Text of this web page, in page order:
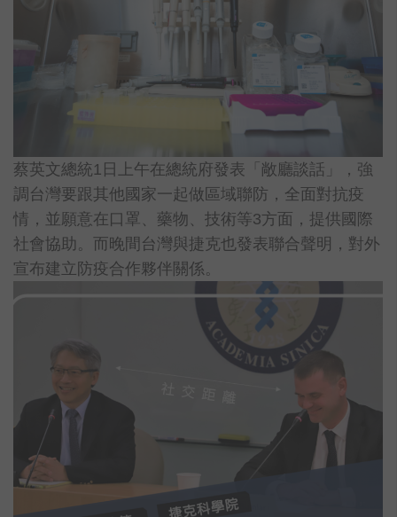
蔡英文總統1日上午在總統府發表「敞廳談話」，強
調台灣要跟其他國家一起做區域聯防，全面對抗疫
情，並願意在口罩、藥物、技術等3方面，提供國際
社會協助。而晚間台灣與捷克也發表聯合聲明，對外
宣布建立防疫合作夥伴關係。